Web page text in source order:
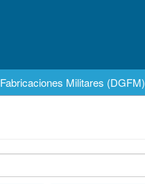
Militares (DGFM)